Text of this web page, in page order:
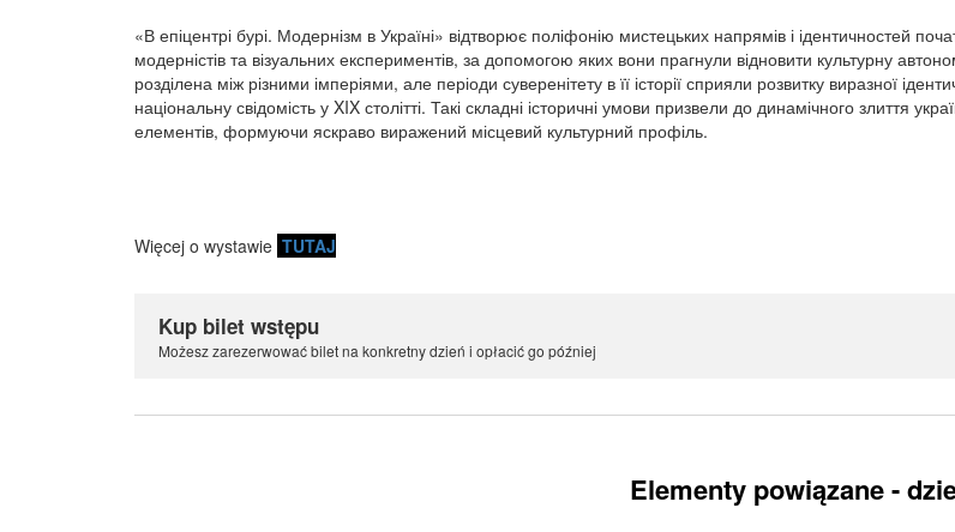
«В епіцентрі бурі. Модернізм в Україні» відтворює поліфонію мистецьких напрямів і ідентичностей
модерністів та візуальних експериментів, за допомогою яких вони прагнули відновити культурну
розділена між різними імперіями, але періоди суверенітету в її історії сприяли розвитку виразної
національну свідомість у XIX столітті. Такі складні історичні умови призвели до динамічного злиття
елементів, формуючи яскраво виражений місцевий культурний профіль.
Więcej o wystawie TUTAJ
Kup bilet wstępu
Możesz zarezerwować bilet na konkretny dzień i opłacić go później
Elementy powiązane -